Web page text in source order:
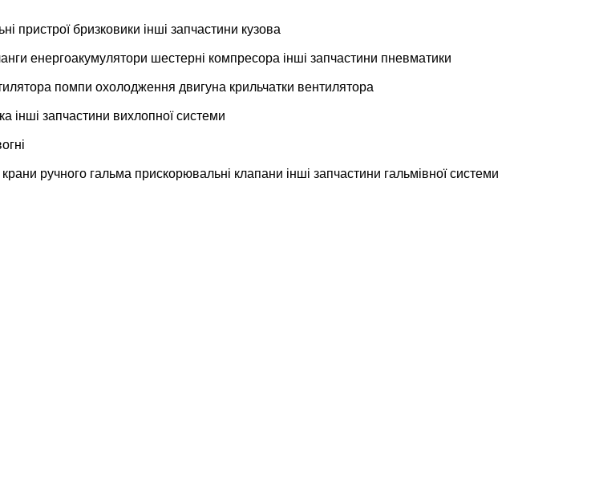
пристрої бризковики інші запчастини кузова
енергоакумулятори шестерні компресора інші запчастини пневматики
помпи охолодження двигуна крильчатки вентилятора
інші запчастини вихлопної системи
крани ручного гальма прискорювальні клапани інші запчастини гальмівної системи